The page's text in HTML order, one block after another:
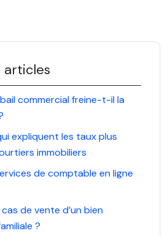
articles
commercial freine-t-il la
expliquent les taux plus
immobiliers
de comptable en ligne
de vente d’un bien
?